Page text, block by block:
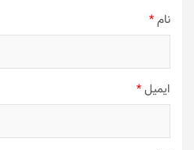
نام*
ایمیل*